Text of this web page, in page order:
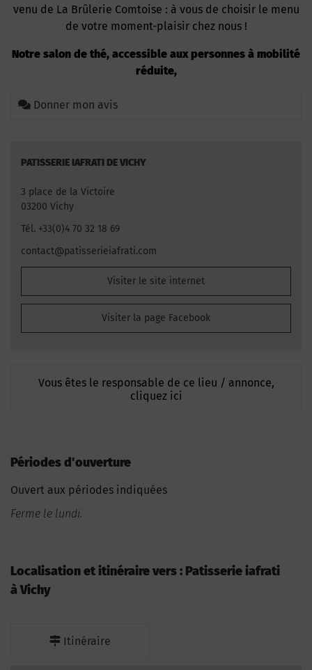
venu de La Brûlerie Comtoise : à vous de choisir le menu
de votre moment-plaisir chez nous !
Notre salon de thé, accessible aux personnes à mobilité
réduite,
Donner mon avis
PATISSERIE IAFRATI DE VICHY
3 place de la Victoire
03200 Vichy
Tél. +33(0)4 70 32 18 69
contact@patisserieiafrati.com
Visiter le site internet
Visiter la page Facebook
Vous êtes le responsable de ce lieu / annonce,
cliquez ici
Périodes d'ouverture
Ouvert aux périodes indiquées
Ferme le lundi.
Localisation et itinéraire vers : Patisserie iafrati
à Vichy
Itinéraire